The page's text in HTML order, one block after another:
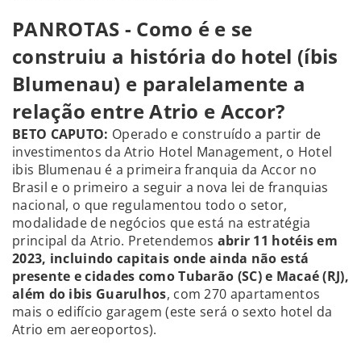
PANROTAS - Como é e se
construiu a história do hotel (íbis
Blumenau) e paralelamente a
relação entre Atrio e Accor?
BETO CAPUTO: Operado e construído a partir de
investimentos da Atrio Hotel Management, o Hotel
ibis Blumenau é a primeira franquia da Accor no
Brasil e o primeiro a seguir a nova lei de franquias
nacional, o que regulamentou todo o setor,
modalidade de negócios que está na estratégia
principal da Atrio. Pretendemos abrir 11 hotéis em
2023, incluindo capitais onde ainda não está
presente e cidades como Tubarão (SC) e Macaé (RJ),
além do ibis Guarulhos, com 270 apartamentos
mais o edifício garagem (este será o sexto hotel da
Atrio em aereoportos).